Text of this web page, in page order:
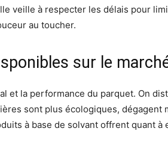
veille à respecter les délais pour
au toucher.
sur le
et la performance du parquet. On
sont plus écologiques, dégagent
à base de solvant offrent quant